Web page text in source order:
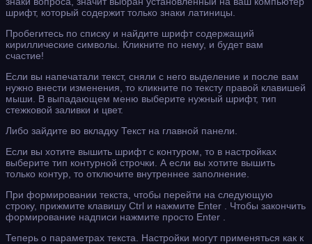
шрифт, который содержит только знаки латиницы.
Пробегитесь по списку и найдите шрифт содержащий
кириллические символы. Кликните по нему, и будет вам
счастие!
Если вы напечатали текст, сняли с него выделение и после вам
нужно внести изменения, то кликните по тексту правой клавишей
мыши. В выпадающем меню выберите нужный шрифт, тип
стежковой заливки и цвет.
Либо зайдите во вкладку Текст на главной панели.
Если вы хотите вышить шрифт с контуром, то в настройках
выберите тип контурной строчки. А если вы хотите вышить
только контур, то отключите внутреннее заполнение.
При формировании текста, чтобы перейти на следующую
строку, прижмите клавишу Ctrl и нажмите Enter . Чтобы закончить
формирование надписи нажмите просто Enter .
Теперь о параметрах текста. Настройки могут применяться как к